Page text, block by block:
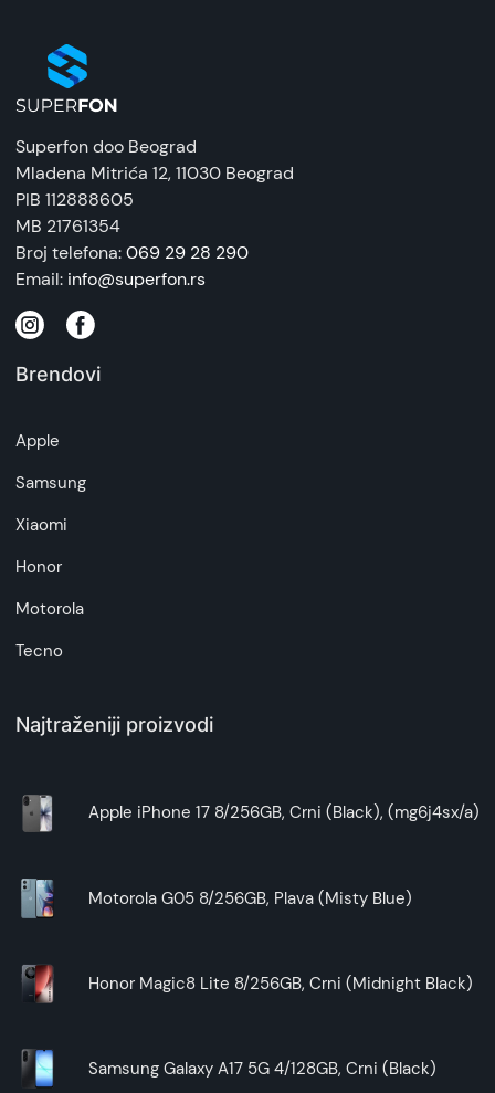
Superfon doo Beograd
Mladena Mitrića 12, 11030 Beograd
PIB 112888605
MB 21761354
Broj telefona:069 29 28 290
Email: info@superfon.rs
Brendovi
Apple
Samsung
Xiaomi
Honor
Motorola
Tecno
Najtraženiji proizvodi
Apple iPhone 17 8/256GB, Crni (Black), (mg6j4sx/a)
Motorola G05 8/256GB, Plava (Misty Blue)
Honor Magic8 Lite 8/256GB, Crni (Midnight Black)
Samsung Galaxy A17 5G 4/128GB, Crni (Black)